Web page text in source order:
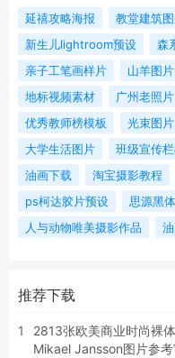
延禧攻略海报 教堂建筑
新生儿lightroom预设
森
亲子工笔画样片
山羊图
地标视频素材
广州老照片
优秀教师榜模板
光束图片
大学生活图片
班级宣传
油画下载
淘宝摄影教程
ps柯达胶片预设
思源黑体
人与动物唯美摄影作品
推荐下载
1
2813张欧美商业时尚裸
Mikael Jansson图片参